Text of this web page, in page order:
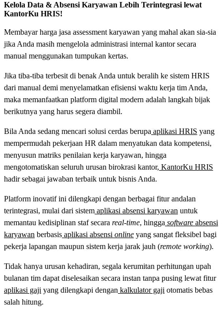
Kelola Data & Absensi Karyawan Lebih Terintegrasi lewat
KantorKu HRIS!
Membayar harga jasa assessment karyawan yang mahal akan sia-sia
jika Anda masih mengelola administrasi internal kantor secara
manual menggunakan tumpukan kertas.
Jika tiba-tiba terbesit di benak Anda untuk beralih ke sistem HRIS
dari manual demi menyelamatkan efisiensi waktu kerja tim Anda,
maka memanfaatkan platform digital modern adalah langkah bijak
berikutnya yang harus segera diambil.
Bila Anda sedang mencari solusi cerdas berupa aplikasi HRIS yang
mempermudah pekerjaan HR dalam menyatukan data kompetensi,
menyusun matriks penilaian kerja karyawan, hingga
mengotomatiskan seluruh urusan birokrasi kantor, KantorKu HRIS
hadir sebagai jawaban terbaik untuk bisnis Anda.
Platform inovatif ini dilengkapi dengan berbagai fitur andalan
terintegrasi, mulai dari sistem aplikasi absensi karyawan untuk
memantau kedisiplinan staf secara real-time, hingga software absensi
karyawan berbasis aplikasi absensi online yang sangat fleksibel bagi
pekerja lapangan maupun sistem kerja jarak jauh (remote working).
Tidak hanya urusan kehadiran, segala kerumitan perhitungan upah
bulanan tim dapat diselesaikan secara instan tanpa pusing lewat fitur
aplikasi gaji yang dilengkapi dengan kalkulator gaji otomatis bebas
salah hitung.